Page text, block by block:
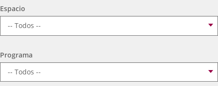
Espacio
Programa